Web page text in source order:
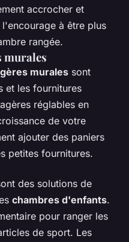
accrocher et
à être plus
rangée.
murales
murales sont
et les fournitures
réglables en
de votre
ajouter des paniers
petites fournitures.
des solutions de
chambres d'enfants.
pour ranger les
de sport. Les